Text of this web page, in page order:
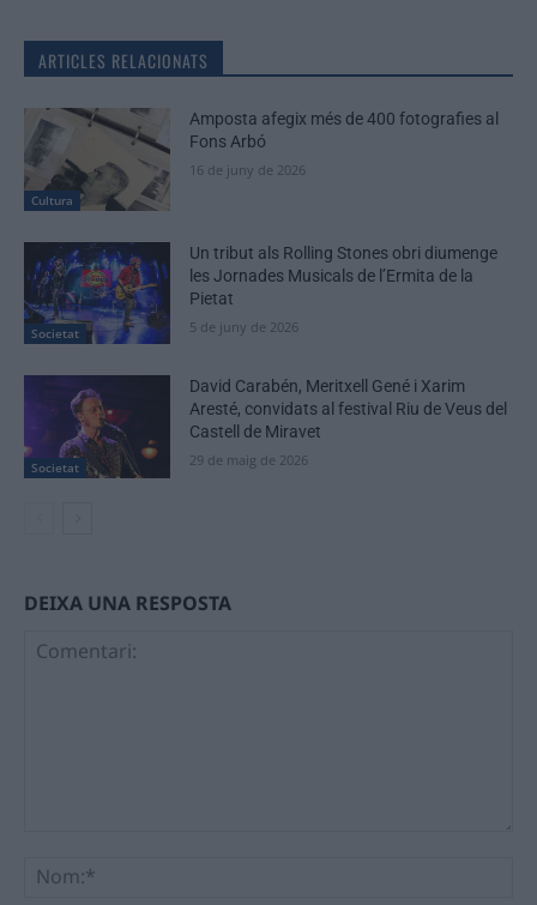
ARTICLES RELACIONATS
Cultura
Amposta afegix més de 400 fotografies al
Fons Arbó
16 de juny de 2026
Societat
Un tribut als Rolling Stones obri diumenge
les Jornades Musicals de l’Ermita de la
Pietat
5 de juny de 2026
Societat
David Carabén, Meritxell Gené i Xarim
Aresté, convidats al festival Riu de Veus del
Castell de Miravet
29 de maig de 2026
DEIXA UNA RESPOSTA